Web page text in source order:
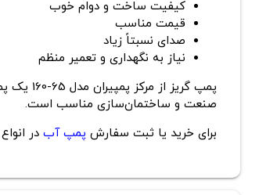
کیفیت ساخت و دوام خوب
قیمت مناسب
صدای نسبتاً زیاد
نیاز به نگهداری و تعمیر منظم
پمپ
صنعت و ساختمان‌سازی مناسب است.
برای خرید یا ثبت سفارش پمپ آب در